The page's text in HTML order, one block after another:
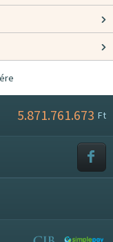
5.871.761.673 Ft